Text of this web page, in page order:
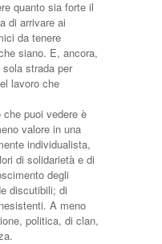
quanto sia forte il
di arrivare ai
da tenere
siano. E, ancora,
sola strada per
lavoro che
puoi vedere è
valore in una
individualista,
di solidarietà e di
degli
discutibili; di
A meno
politica, di clan,